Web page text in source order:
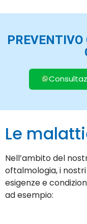
Le
Nell’ambito del
oftalmologia, i
esigenze e
ad esempio: